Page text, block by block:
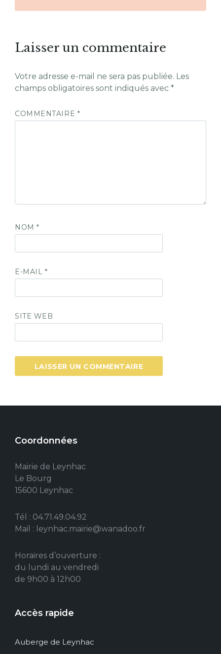
Laisser un commentaire
Votre adresse e-mail ne sera pas publiée. Les
champs obligatoires sont indiqués avec *
COMMENTAIRE *
NOM*
E-MAIL *
SITE WEB
Coordonnées
Mairie de Leynhac
Le Bourg
15600 Leynhac
Tél : 04.71.49.04.92
Mail : leynhac.mairie@wanadoo.fr
Horaires d’ouverture :
du lundi au vendredi
de 9h00 à 12h00
Accès rapide
Auberge de Leynhac